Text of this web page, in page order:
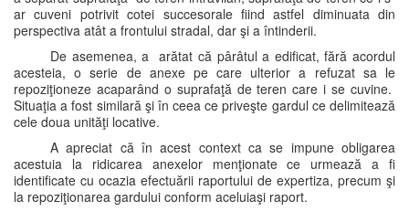
ar cuveni potrivit cotei succesorale fiind astfel diminuata din
perspectiva atât a frontului stradal, dar şi a întinderii.
De asemenea, a arătat că pârâtul a edificat, fără acordul
acesteia, o serie de anexe pe care ulterior a refuzat sa le
repoziţioneze acaparând o suprafaţă de teren care i se cuvine.
Situaţia a fost similară şi în ceea ce priveşte gardul ce delimitează
cele doua unităţi locative.
A apreciat că în acest context ca se impune obligarea
acestuia la ridicarea anexelor menţionate ce urmează a fi
identificate cu ocazia efectuării raportului de expertiza, precum şi
la repoziţionarea gardului conform aceluiaşi raport.